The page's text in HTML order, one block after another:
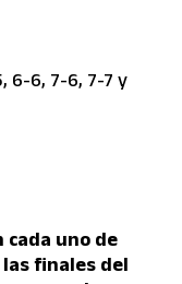
6-6, 7-6, 7-7 y
cada uno de
finales del